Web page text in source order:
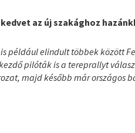
az új szakághoz
is például elindult többek között
pilóták is a tereprallyt
majd később már országos